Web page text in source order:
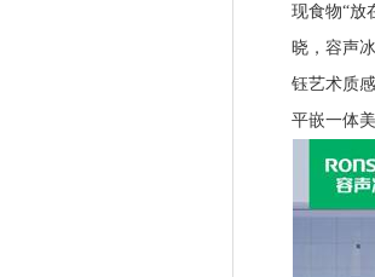
现食物“放
晓，容声
钰艺术质
平嵌一体